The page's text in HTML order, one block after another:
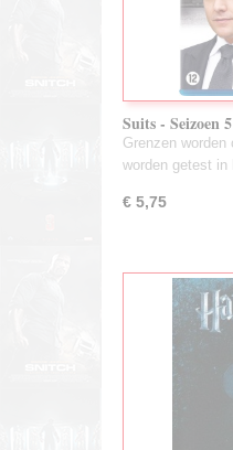
Suits - Seizoen
Grenzen worden
worden getest in
€ 5,75